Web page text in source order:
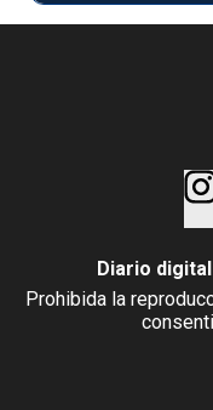
Diario
Prohibida la